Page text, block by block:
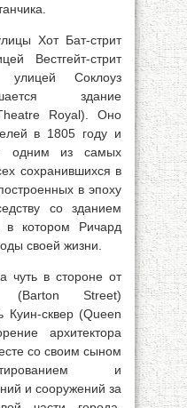
Хот Бат-стрит
Вестгейт-стрит
Соклоуз
здание
Royal). Оно
в 1805 году и
одним из самых
сохранившихся в
в эпоху
со зданием
в котором Ричард
своей жизни.
чуть в стороне от
(Barton Street)
Куин-сквер (Queen
архитектора
со своим сыном
и
и сооружений за